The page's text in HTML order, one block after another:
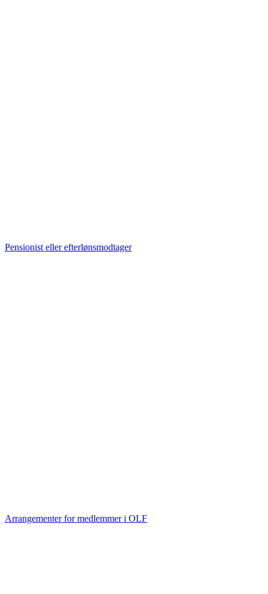
Pensionist eller efterlønsmodtager
Arrangementer for medlemmer i OLF